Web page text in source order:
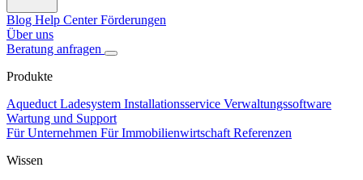
Blog Help CenterFörderungen
Über uns
Beratung anfragen
Produkte
Aqueduct Ladesystem Installationsservice Verwaltungssoftware
Wartung und Support
Für Unternehmen Für Immobilienwirtschaft Referenzen
Wissen